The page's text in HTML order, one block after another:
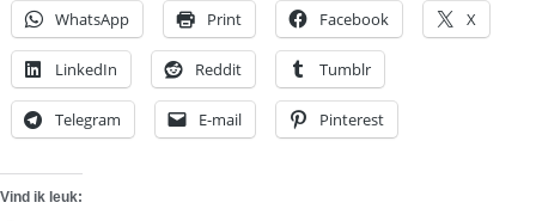
WhatsApp Print Facebook X
LinkedIn Reddit Tumblr
Telegram E-mail Pinterest
Vind ik leuk: